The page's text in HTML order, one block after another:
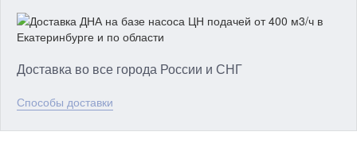
Доставка во все города России и СНГ
Способы доставки